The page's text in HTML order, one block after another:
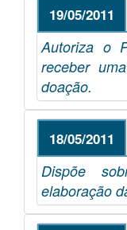
19/05/2011
Autoriza o
receber
doação.
18/05/2011
Dispõe
elaboração